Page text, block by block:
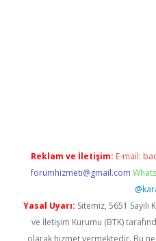
Reklam ve İletişim: E-mail:
forumhizmeti@gmail.com
Yasal Uyarı: Sitemiz, 5651
ve İletişim Kurumu (BTK)
olarak hizmet vermektedir. Bu